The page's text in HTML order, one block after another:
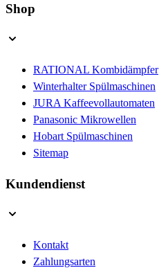
Shop
RATIONAL Kombidämpfer
Winterhalter Spülmaschinen
JURA Kaffeevollautomaten
Panasonic Mikrowellen
Hobart Spülmaschinen
Sitemap
Kundendienst
Kontakt
Zahlungsarten